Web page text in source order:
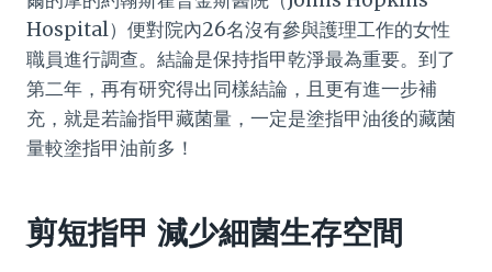
Hospital）便對院內26名沒有參與護理工作的女性
職員進行調查。結論是保持指甲乾淨最為重要。到了
第二年，再有研究得出同樣結論，且更有進一步補
充，就是若論指甲藏菌量，一定是塗指甲油後的藏菌
量較塗指甲油前多！
剪短指甲 減少細菌生存空間